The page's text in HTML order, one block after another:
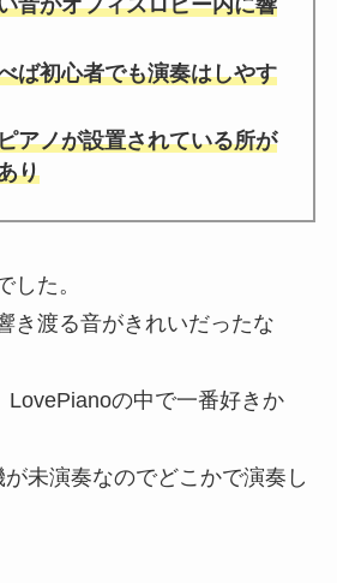
音がオフィスロビー内に響
ば初心者でも演奏はしやす
アノが設置されている所が
り
した。
き渡る音がきれいだったな
LovePianoの中で一番好きか
未演奏なのでどこかで演奏し